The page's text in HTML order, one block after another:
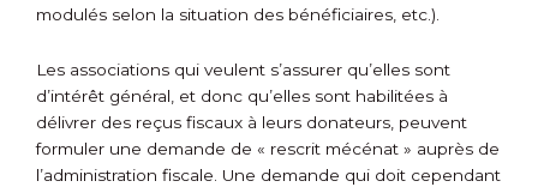
modulés selon la situation des bénéficiaires, etc.).
Les associations qui veulent s’assurer qu’elles sont
d’intérêt général, et donc qu’elles sont habilitées à
délivrer des reçus fiscaux à leurs donateurs, peuvent
formuler une demande de « rescrit mécénat » auprès de
l’administration fiscale. Une demande qui doit cependant